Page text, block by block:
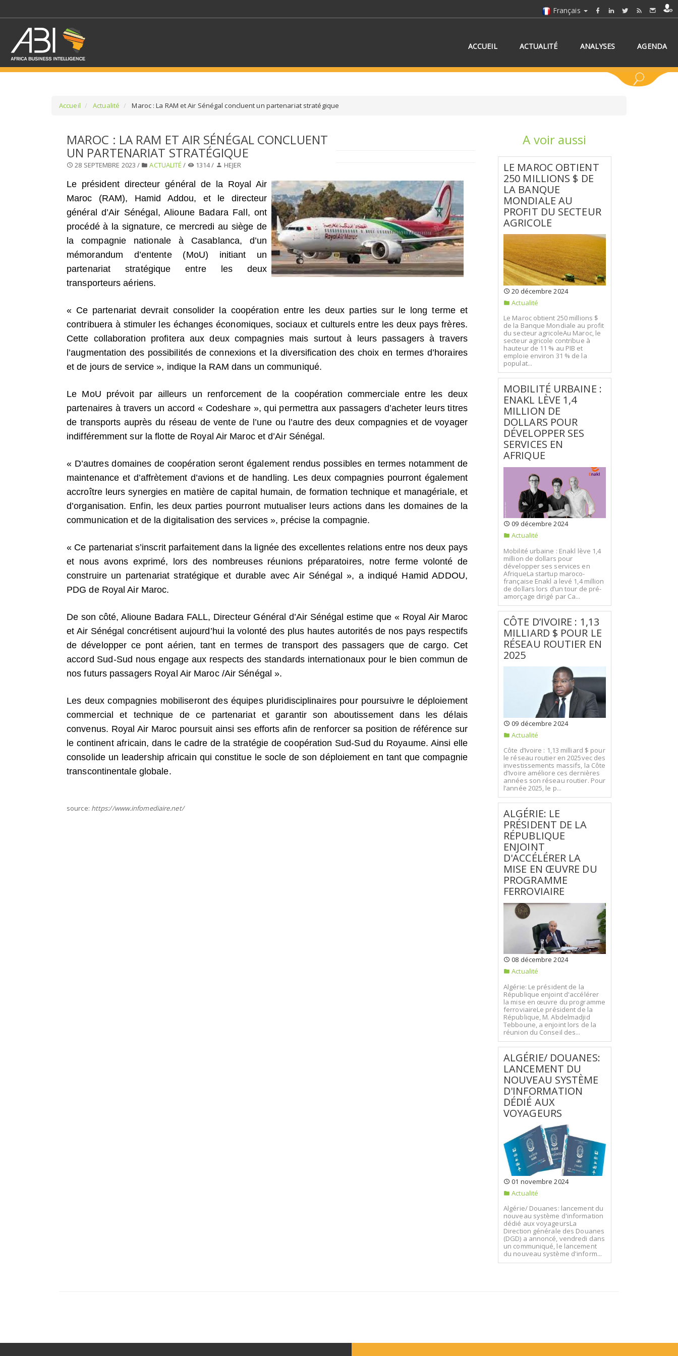
Français
ACCUEIL ACTUALITÉ ANALYSES AGENDA
SÉLECTIONNEZ UN/DES SECTEURS
SELECTIONNEZ UNE SECTION SÉLECTIONNEZ UN/DES PAYS
Accueil Actualité Maroc : La RAM et Air Sénégal concluent un partenariat stratégique
MAROC : LA RAM ET AIR SÉNÉGAL CONCLUENT
UN PARTENARIAT STRATÉGIQUE
28 SEPTEMBRE 2023 / ACTUALITÉ / 1314 / HEJER
Le président directeur général de la Royal Air
Maroc (RAM), Hamid Addou, et le directeur
général d’Air Sénégal, Alioune Badara Fall, ont
procédé à la signature, ce mercredi au siège de
la compagnie nationale à Casablanca, d’un
mémorandum d’entente (MoU) initiant un
partenariat stratégique entre les deux
transporteurs aériens.
« Ce partenariat devrait consolider la coopération entre les deux parties sur le long terme et
contribuera à stimuler les échanges économiques, sociaux et culturels entre les deux pays frères.
Cette collaboration profitera aux deux compagnies mais surtout à leurs passagers à travers
l’augmentation des possibilités de connexions et la diversification des choix en termes d’horaires
et de jours de service », indique la RAM dans un communiqué.
Le MoU prévoit par ailleurs un renforcement de la coopération commerciale entre les deux
partenaires à travers un accord « Codeshare », qui permettra aux passagers d’acheter leurs titres
de transports auprès du réseau de vente de l’une ou l’autre des deux compagnies et de voyager
indifféremment sur la flotte de Royal Air Maroc et d’Air Sénégal.
« D’autres domaines de coopération seront également rendus possibles en termes notamment de
maintenance et d’affrètement d’avions et de handling. Les deux compagnies pourront également
accroître leurs synergies en matière de capital humain, de formation technique et managériale, et
d’organisation. Enfin, les deux parties pourront mutualiser leurs actions dans les domaines de la
communication et de la digitalisation des services », précise la compagnie.
« Ce partenariat s’inscrit parfaitement dans la lignée des excellentes relations entre nos deux pays
et nous avons exprimé, lors des nombreuses réunions préparatoires, notre ferme volonté de
construire un partenariat stratégique et durable avec Air Sénégal », a indiqué Hamid ADDOU,
PDG de Royal Air Maroc.
De son côté, Alioune Badara FALL, Directeur Général d’Air Sénégal estime que « Royal Air Maroc
et Air Sénégal concrétisent aujourd’hui la volonté des plus hautes autorités de nos pays respectifs
de développer ce pont aérien, tant en termes de transport des passagers que de cargo. Cet
accord Sud-Sud nous engage aux respects des standards internationaux pour le bien commun de
nos futurs passagers Royal Air Maroc /Air Sénégal ».
Les deux compagnies mobiliseront des équipes pluridisciplinaires pour poursuivre le déploiement
commercial et technique de ce partenariat et garantir son aboutissement dans les délais
convenus. Royal Air Maroc poursuit ainsi ses efforts afin de renforcer sa position de référence sur
le continent africain, dans le cadre de la stratégie de coopération Sud-Sud du Royaume. Ainsi elle
consolide un leadership africain qui constitue le socle de son déploiement en tant que compagnie
transcontinentale globale.
source: https://www.infomediaire.net/
A voir aussi
LE MAROC OBTIENT
250 MILLIONS $ DE
LA BANQUE
MONDIALE AU
PROFIT DU SECTEUR
AGRICOLE
20 décembre 2024
Actualité
Le Maroc obtient 250 millions $
de la Banque Mondiale au profit
du secteur agricoleAu Maroc, le
secteur agricole contribue à
hauteur de 11 % au PIB et
emploie environ 31 % de la
populat...
MOBILITÉ URBAINE :
ENAKL LÈVE 1,4
MILLION DE
DOLLARS POUR
DÉVELOPPER SES
SERVICES EN
AFRIQUE
09 décembre 2024
Actualité
Mobilité urbaine : Enakl lève 1,4
million de dollars pour
développer ses services en
AfriqueLa startup maroco-
française Enakl a levé 1,4 million
de dollars lors d’un tour de pré-
amorçage dirigé par Ca...
CÔTE D’IVOIRE : 1,13
MILLIARD $ POUR LE
RÉSEAU ROUTIER EN
2025
09 décembre 2024
Actualité
Côte d’Ivoire : 1,13 milliard $ pour
le réseau routier en 2025vec des
investissements massifs, la Côte
d’Ivoire améliore ces dernières
années son réseau routier. Pour
l’année 2025, le p...
ALGÉRIE: LE
PRÉSIDENT DE LA
RÉPUBLIQUE
ENJOINT
D'ACCÉLÉRER LA
MISE EN ŒUVRE DU
PROGRAMME
FERROVIAIRE
08 décembre 2024
Actualité
Algérie: Le président de la
République enjoint d'accélérer
la mise en œuvre du programme
ferroviaireLe président de la
République, M. Abdelmadjid
Tebboune, a enjoint lors de la
réunion du Conseil des...
ALGÉRIE/ DOUANES:
LANCEMENT DU
NOUVEAU SYSTÈME
D'INFORMATION
DÉDIÉ AUX
VOYAGEURS
01 novembre 2024
Actualité
Algérie/ Douanes: lancement du
nouveau système d'information
dédié aux voyageursLa
Direction générale des Douanes
(DGD) a annoncé, vendredi dans
un communiqué, le lancement
du nouveau système d'inform...